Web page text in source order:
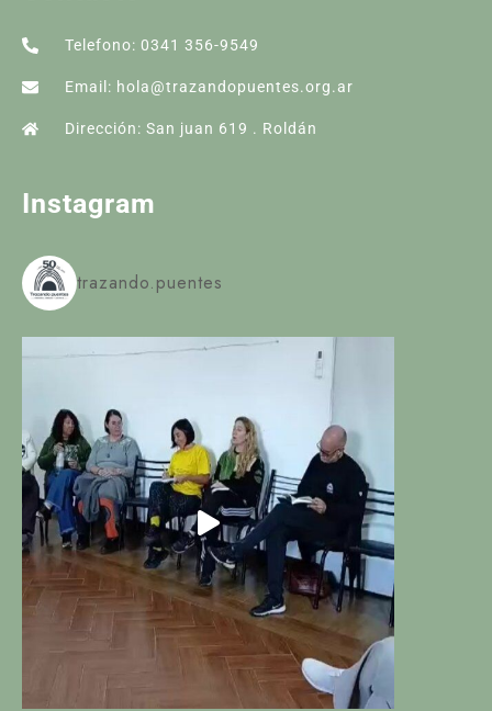
Telefono: 0341 356-9549
Email: hola@trazandopuentes.org.ar
Dirección: San juan 619 . Roldán
Instagram
trazando.puentes